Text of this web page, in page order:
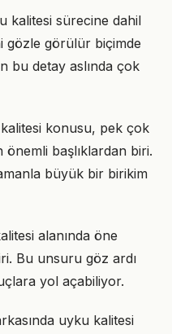
kalitesi sürecine dahil
gözle görülür biçimde
bu detay aslında çok
konusu, pek çok
önemli başlıklardan biri.
büyük bir birikim
alanında öne
Bu unsuru göz ardı
yol açabiliyor.
uyku kalitesi